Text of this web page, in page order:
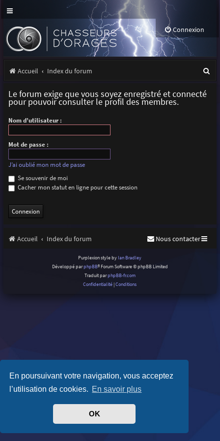
En poursuivant votre navigation, vous acceptez
l’utilisation de cookies. En savoir plus
OK
Connexion
Accueil Index du forum
Le forum exige que vous soyez enregistré et connecté
pour pouvoir consulter le profil des membres.
Nom d’utilisateur :
Mot de passe :
J’ai oublié mon mot de passe
Se souvenir de moi
Cacher mon statut en ligne pour cette session
Accueil Index du forum Nous contacter
Purplexion style by Ian Bradley
Développé parphpBB® Forum Software © phpBB Limited
Traduit parphpBB-fr.com
Confidentialité |Conditions